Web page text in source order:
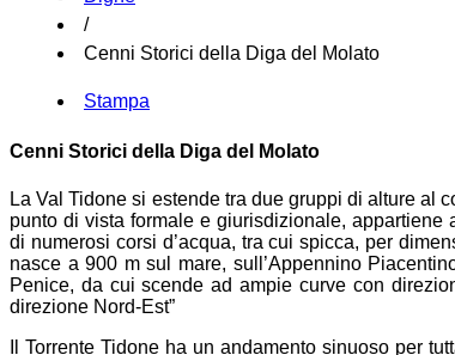
/
Cenni Storici della Diga del Molato
Stampa
Cenni Storici della Diga del Molato
La Val Tidone si estende tra due gruppi di alture al
punto di vista formale e giurisdizionale,
di numerosi corsi d’acqua, tra cui spicca, per
nasce a 900 m sul mare, sull’Appennino
Penice, da cui scende ad ampie curve con
direzione Nord-Est”
Il Torrente Tidone ha un andamento sinuoso per